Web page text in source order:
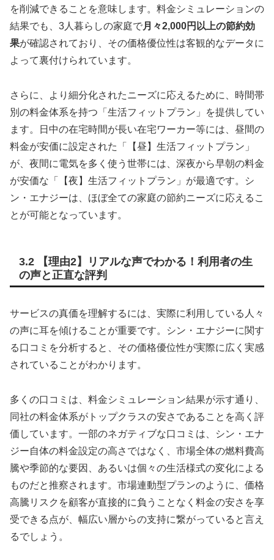
を削減できることを意味します。料金シミュレーションの
結果でも、3人暮らしの家庭で月々2,000円以上の節約効
果が確認されており、その価格優位性は客観的なデータに
よって裏付けられています。
さらに、より細分化されたニーズに応えるために、時間帯
別の料金体系を持つ「生活フィットプラン」を提供してい
ます。日中の在宅時間が長い在宅ワーカー等には、昼間の
料金が安価に設定された「【昼】生活フィットプラン」
が、夜間に電気を多く使う世帯には、深夜から早朝の料金
が安価な「【夜】生活フィットプラン」が最適です。シ
ン・エナジーは、ほぼ全ての家庭の節約ニーズに応えるこ
とが可能となっています。
3.2 【理由2】リアルな声でわかる！利用者の生
の声と正直な評判
サービスの真価を理解するには、実際に利用している人々
の声に耳を傾けることが重要です。シン・エナジーに関す
る口コミを分析すると、その価格優位性が実際に広く実感
されていることがわかります。
多くの口コミは、料金シミュレーション結果が示す通り、
同社の料金体系がトップクラスの安さであることを高く評
価しています。一部のネガティブな口コミは、シン・エナ
ジー自体の料金設定の高さではなく、市場全体の燃料費高
騰や季節的な要因、あるいは個々の生活様式の変化による
ものだと推察されます。市場連動型プランのように、価格
高騰リスクを顧客が直接的に負うことなく料金の安さを享
受できる点が、幅広い層からの支持に繋がっていると言え
るでしょう。